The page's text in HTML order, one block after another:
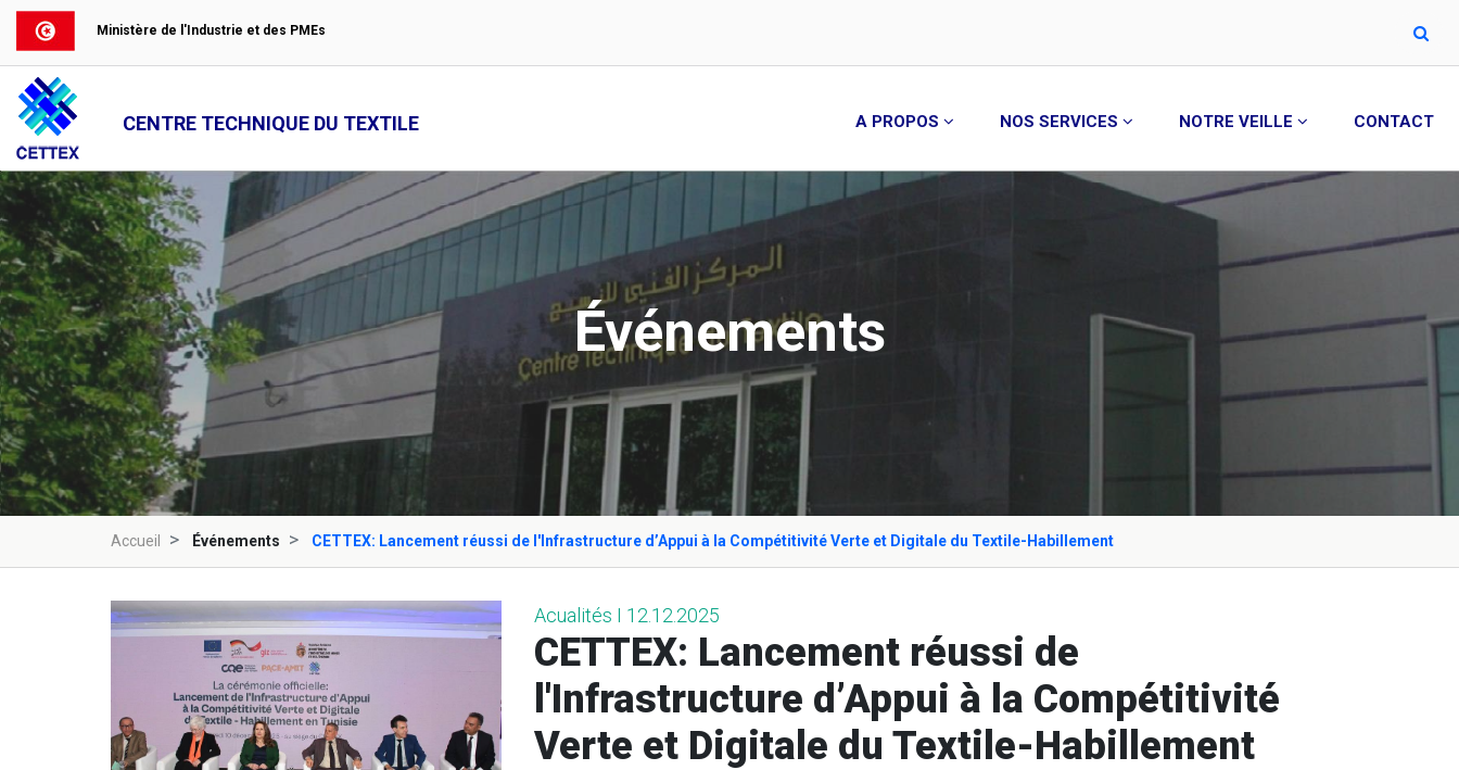
Ministère de l'Industrie et des PMEs
CENTRE TECHNIQUE DU TEXTILE A PROPOS NOS SERVICES NOTRE VEILLE CONTACT
Événements
Accueil Événements CETTEX: Lancement réussi de l'Infrastructure d’Appui à la Compétitivité Verte et Digitale du Textile-Habillement
Acualités I 12.12.2025
CETTEX: Lancement réussi de
l'Infrastructure d’Appui à la Compétitivité
Verte et Digitale du Textile-Habillement